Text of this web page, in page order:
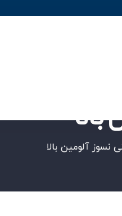
نسوز آلومین بالا